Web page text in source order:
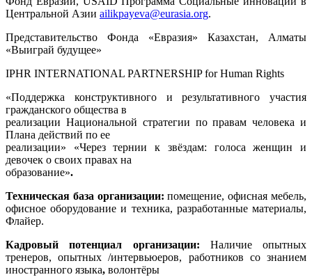
Центральной Азии ailikpayeva@eurasia.org.
Представительство Фонда «Евразия» Казахстан, Алматы
«Выиграй будущее»
IPHR INTERNATIONAL PARTNERSHIP for Human Rights
«Поддержка конструктивного и результативного участия
гражданского общества в
реализации Национальной стратегии по правам человека и
Плана действий по ее
реализации» «Через тернии к звёздам: голоса женщин и
девочек о своих правах на
образование».
Техническая база организации: помещение, офисная мебель,
офисное оборудование и техника, разработанные материалы,
Флайер.
Кадровый потенциал организации: Наличие опытных
тренеров, опытных /интервьюеров, работников со знанием
иностранного языка, волонтёры